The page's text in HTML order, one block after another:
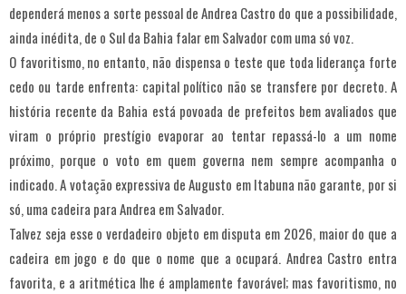
dependerá menos a sorte pessoal de Andrea Castro do que a possibilidade,
ainda inédita, de o Sul da Bahia falar em Salvador com uma só voz.
O favoritismo, no entanto, não dispensa o teste que toda liderança forte
cedo ou tarde enfrenta: capital político não se transfere por decreto. A
história recente da Bahia está povoada de prefeitos bem avaliados que
viram o próprio prestígio evaporar ao tentar repassá-lo a um nome
próximo, porque o voto em quem governa nem sempre acompanha o
indicado. A votação expressiva de Augusto em Itabuna não garante, por si
só, uma cadeira para Andrea em Salvador.
Talvez seja esse o verdadeiro objeto em disputa em 2026, maior do que a
cadeira em jogo e do que o nome que a ocupará. Andrea Castro entra
favorita, e a aritmética lhe é amplamente favorável; mas favoritismo, no